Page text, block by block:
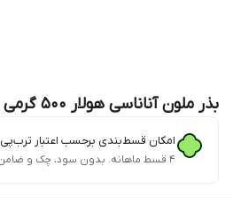
بذر ملون آناناسی هولار 500 گرمی
امکان قسط‌بندی برحسب اعتبار ترب‌پی
۴ قسط ماهانه. بدون سود، چک و ضامن.